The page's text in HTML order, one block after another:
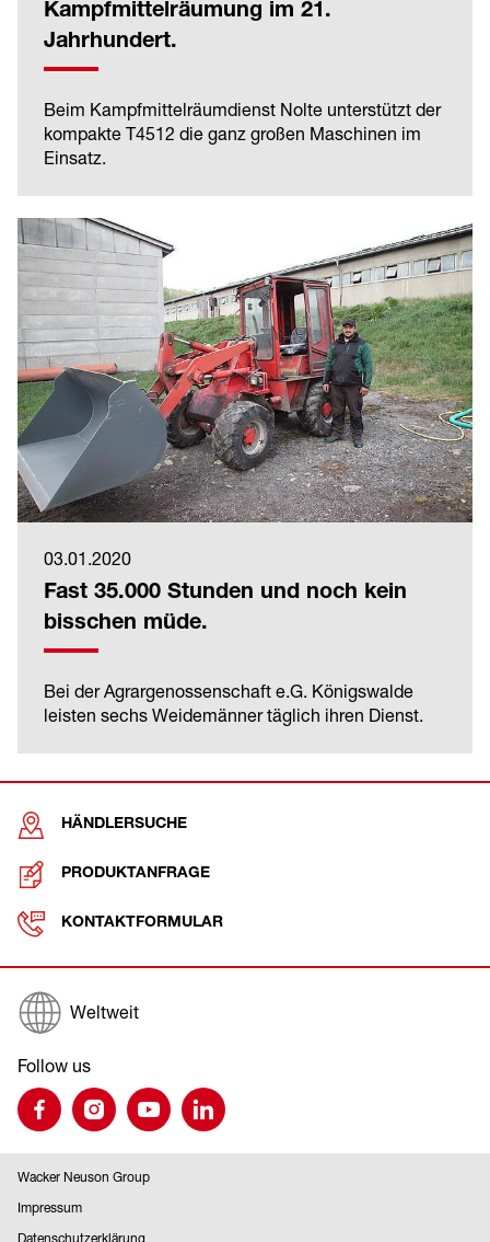
Kampfmittelräumung im 21.
Jahrhundert.
Beim Kampfmittelräumdienst Nolte unterstützt der
kompakte T4512 die ganz großen Maschinen im
Einsatz.
03.01.2020
Fast 35.000 Stunden und noch kein
bisschen müde.
Bei der Agrargenossenschaft e.G. Königswalde
leisten sechs Weidemänner täglich ihren Dienst.
HÄNDLERSUCHE
PRODUKTANFRAGE
KONTAKTFORMULAR
Weltweit
Follow us
Wacker Neuson Group
Impressum
Datenschutzerklärung